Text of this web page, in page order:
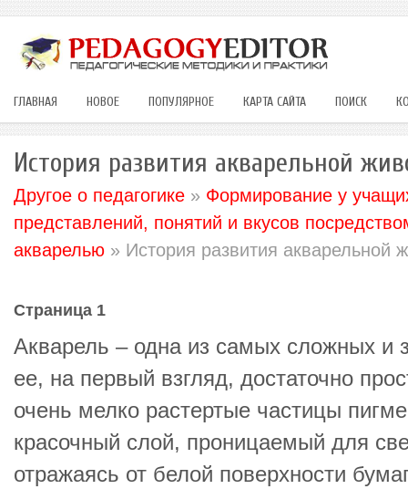
ГЛАВНАЯ НОВОЕ ПОПУЛЯРНОЕ КАРТА САЙТА ПОИСК
История развития акварельной
Другое о педагогике » Формирование у
представлений, понятий и вкусов
акварелью » История развития акварельной
Страница 1
Акварель – одна из самых сложных и
ее, на первый взгляд, достаточно
очень мелко растертые частицы
красочный слой, проницаемый для
отражаясь от белой поверхности